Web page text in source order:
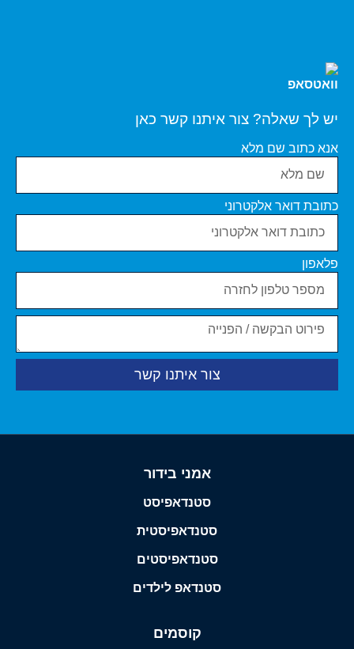
יש לך שאלה? צור איתנו קשר כאן
אנא כתוב שם מלא
כתובת דואר אלקטרוני
פלאפון
צור איתנו קשר
אמני בידור
סטנדאפיסט
סטנדאפיסטית
סטנדאפיסטים
סטנדאפ לילדים
קוסמים